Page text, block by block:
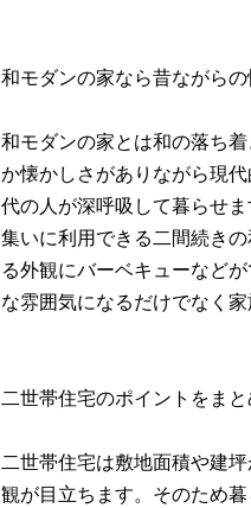
和モダンの家なら昔ながら
和モダンの家とは和の落ち
か懐かしさがありながら現
代の人が深呼吸して暮らせ
集いに利用できる二間続き
る外観にバーベキューなど
な雰囲気になるだけでなく
二世帯住宅のポイントをま
二世帯住宅は敷地面積や建
観が目立ちます。そのため